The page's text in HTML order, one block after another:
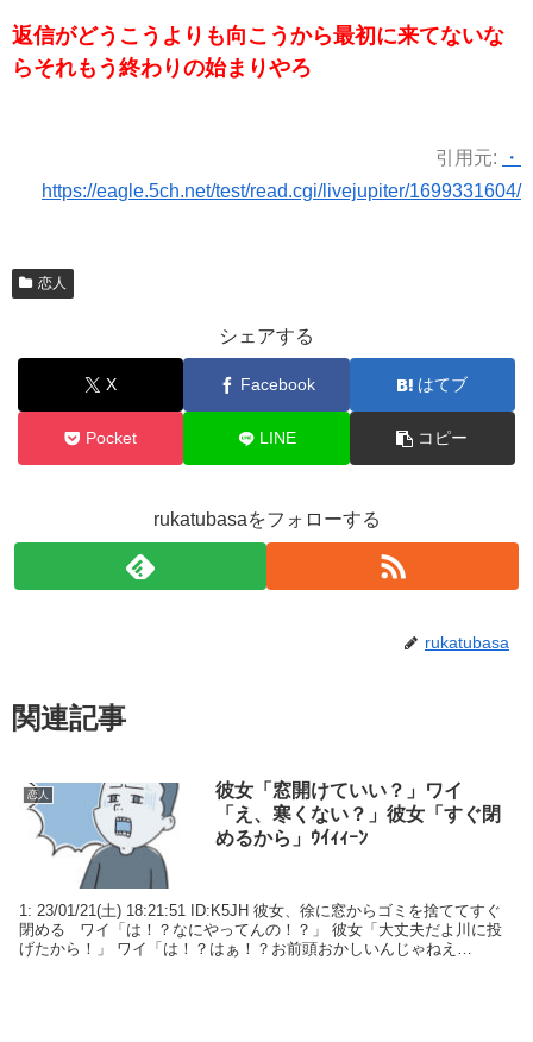
返信がどうこうよりも向こうから最初に来てないな
らそれもう終わりの始まりやろ
引用元:
・
https://eagle.5ch.net/test/read.cgi/livejupiter/1699331604/
恋人
シェアする
X Facebook はてブ
Pocket LINE コピー
rukatubasaをフォローする
rukatubasa
関連記事
恋人
彼女「窓開けていい？」ワイ
「え、寒くない？」彼女「すぐ閉
めるから」ｳｲｨｨｰﾝ
1: 23/01/21(土) 18:21:51 ID:K5JH 彼女、徐に窓からゴミを捨ててすぐ
閉める ワイ「は！？なにやってんの！？」 彼女「大丈夫だよ川に投
げたから！」 ワイ「は！？はぁ！？お前頭おかしいんじゃねえ